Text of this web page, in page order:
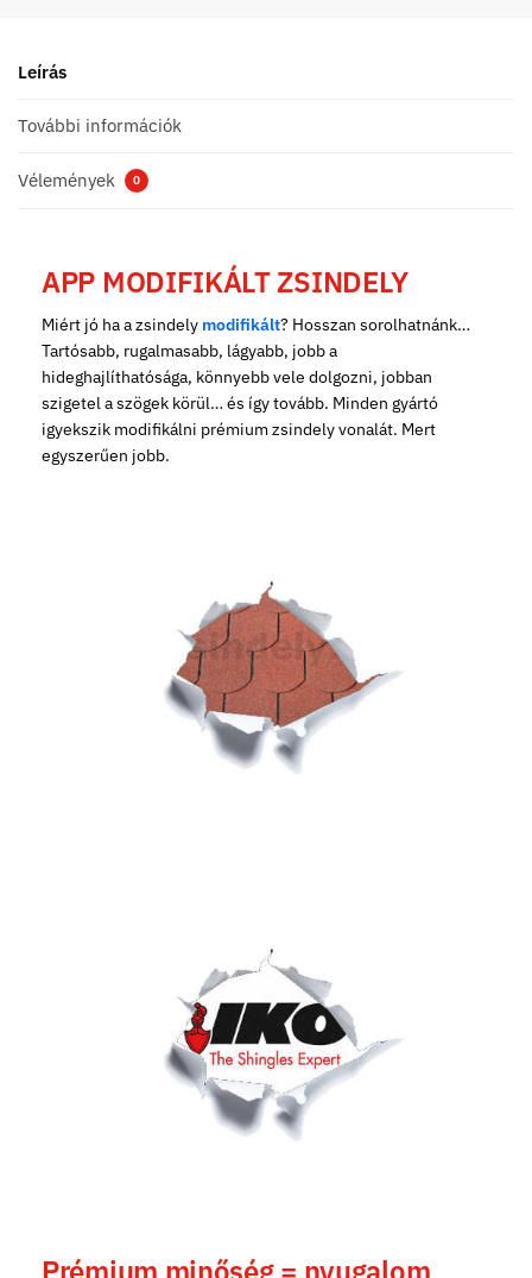
Leírás
További információk
Vélemények 0
APP MODIFIKÁLT ZSINDELY
Miért jó ha a zsindely modifikált? Hosszan sorolhatnánk…
Tartósabb, rugalmasabb, lágyabb, jobb a
hideghajlíthatósága, könnyebb vele dolgozni, jobban
szigetel a szögek körül… és így tovább. Minden gyártó
igyekszik modifikálni prémium zsindely vonalát. Mert
egyszerűen jobb.